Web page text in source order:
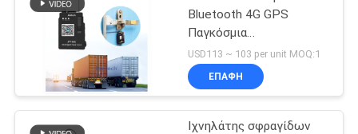
Bluetooth 4G GPS
Παγκόσμια
Παρακολούθηση
Ηλεκτρονικός
ιχνηλατητής σφραγίδας
USD113 ~ 103 per unit MOQ:1
ΕΠΑΦΉ
Ιχνηλάτης σφραγίδων